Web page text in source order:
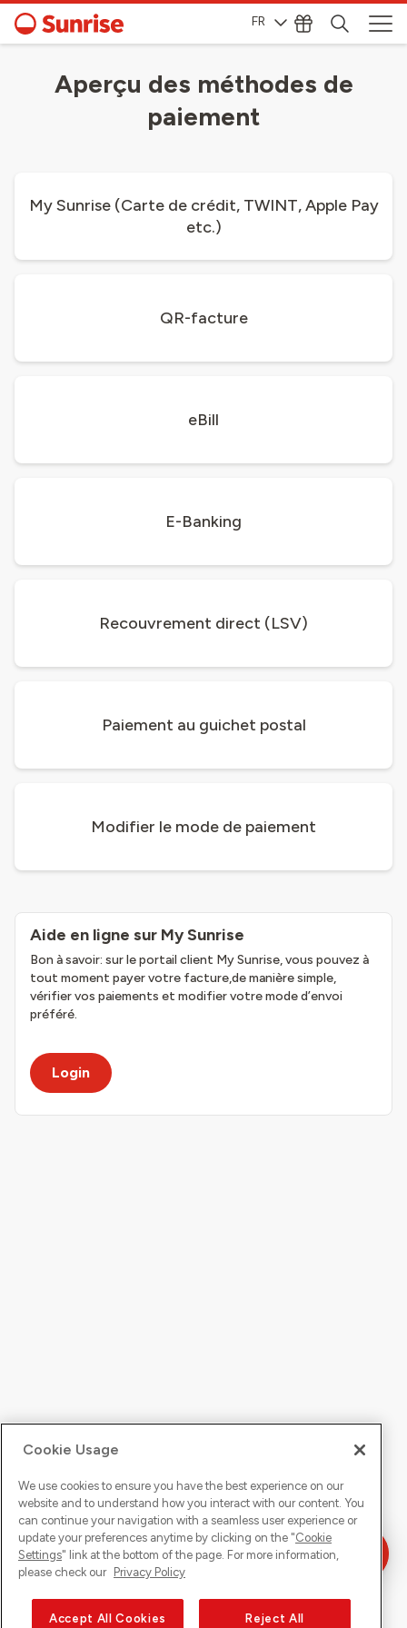
FR
Aperçu des méthodes de
paiement
My Sunrise (Carte de crédit, TWINT, Apple Pay
etc.)
QR-facture
eBill
E-Banking
Recouvrement direct (LSV)
Paiement au guichet postal
Modifier le mode de paiement
Aide en ligne sur My Sunrise
Bon à savoir: sur le portail client My Sunrise, vous pouvez à
tout moment payer votre facture,de manière simple,
vérifier vos paiements et modifier votre mode d’envoi
préféré.
Login
Cookie Usage
We use cookies to ensure you have the best experience on our
website and to understand how you interact with our content. You
can continue your navigation with a seamless user experience or
update your preferences anytime by clicking on the "Cookie
Settings" link at the bottom of the page. For more information,
please check our Privacy Policy
Accept All Cookies Reject All